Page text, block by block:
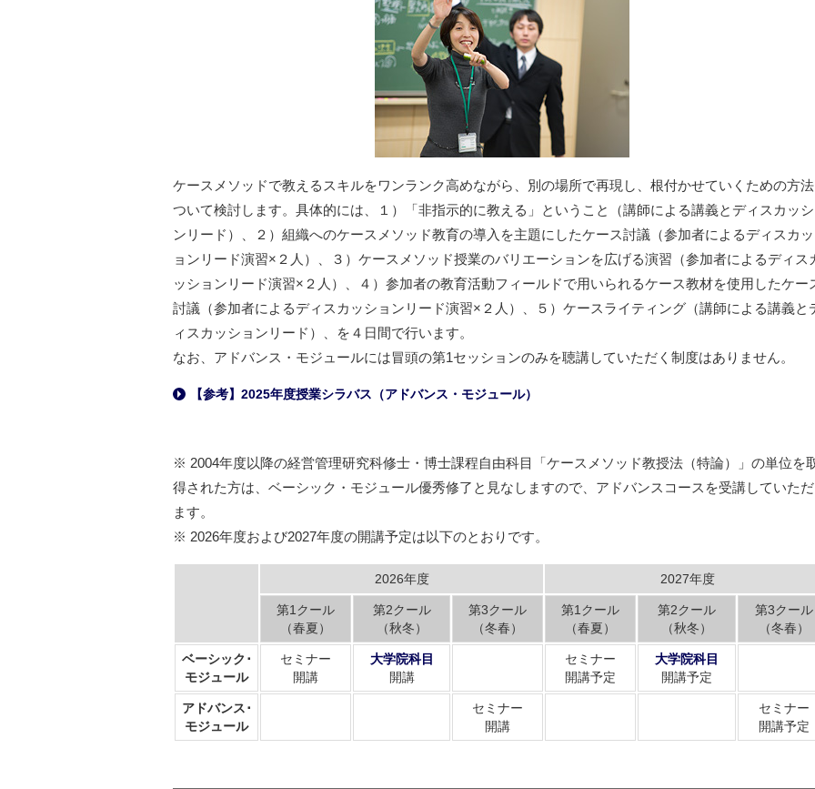
ケースメソッドで教えるスキルをワンランク高めながら、別の場所で再現し、根付かせていくための方
ついて検討します。具体的には、１）「非指示的に教える」ということ（講師による講義とディスカッ
ンリード）、２）組織へのケースメソッド教育の導入を主題にしたケース討議（参加者によるディスカ
ョンリード演習×２人）、３）ケースメソッド授業のバリエーションを広げる演習（参加者によるディス
ッションリード演習×２人）、４）参加者の教育活動フィールドで用いられるケース教材を使用したケー
討議（参加者によるディスカッションリード演習×２人）、５）ケースライティング（講師による講義と
ィスカッションリード）、を４日間で行います。
なお、アドバンス・モジュールには冒頭の第1セッションのみを聴講していただく制度はありません。
【参考】2025年度授業シラバス（アドバンス・モジュール）
※ 2004年度以降の経営管理研究科修士・博士課程自由科目「ケースメソッド教授法（特論）」の単位を
得された方は、ベーシック・モジュール優秀修了と見なしますので、アドバンスコースを受講していた
ます。
※ 2026年度および2027年度の開講予定は以下のとおりです。
2026年度 2027年度
第1クール
（春夏）
第2クール
（秋冬）
第3クール
（冬春）
第1クール
（春夏）
第2クール
（秋冬）
第3クール
（冬春）
ベーシック･
モジュール
セミナー
開講
大学院科目
開講
セミナー
開講予定
大学院科目
開講予定
アドバンス･
モジュール
セミナー
開講
セミナー
開講予定